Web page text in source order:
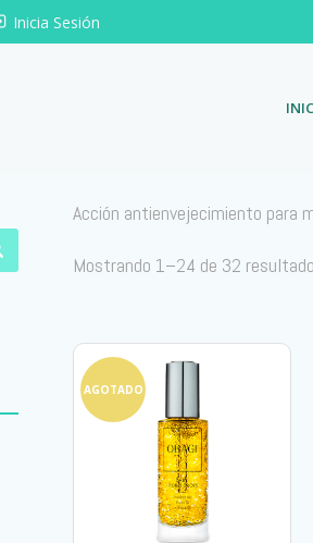
Inicia Sesión
Acción antienvejecimiento para
Mostrando 1–24 de 32
AGOTADO